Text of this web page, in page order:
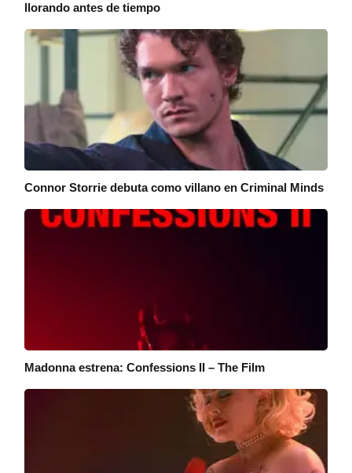
llorando antes de tiempo
Connor Storrie debuta como villano en Criminal Minds
Madonna estrena: Confessions II – The Film